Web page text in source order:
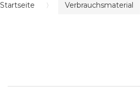
Startseite Verbrauchsmaterial